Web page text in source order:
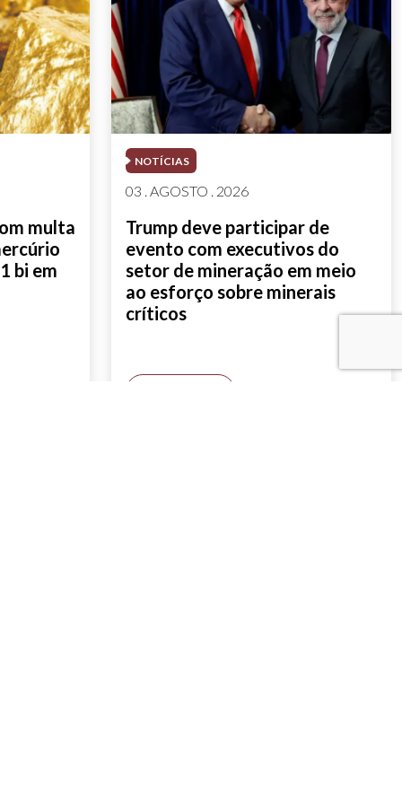
multa
bi em
NOTÍCIAS
03 . AGOSTO . 2026
Trump deve participar de
evento com executivos do
setor de mineração em meio
ao esforço sobre minerais
críticos